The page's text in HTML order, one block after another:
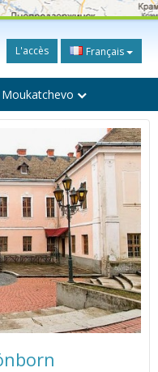
L'accès Français
Moukatchevo